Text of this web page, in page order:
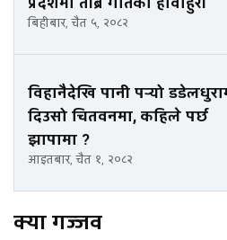
बिहीबार, चैत ५, २०८२
विहानैदेखि पानी पर्‍यो
दिउसो चितवनमा, कहिले पर्छ
झापामा ?
आइतबार, चैत १, २०८२
क्या गज्जव